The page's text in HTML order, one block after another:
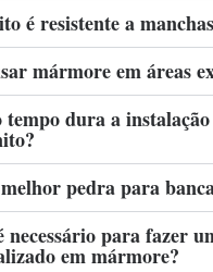
é resistente a
mármore em áreas
tempo dura a
pedra para
necessário para fazer
em mármore?